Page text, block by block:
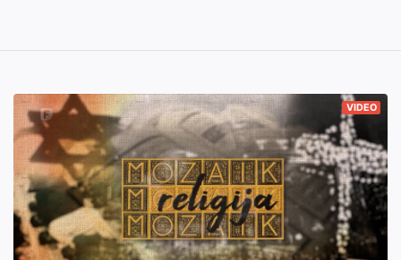
VIDEO